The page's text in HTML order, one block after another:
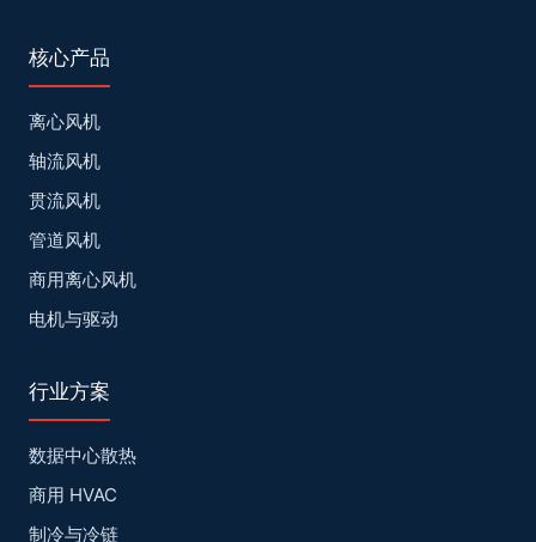
核心产品
离心风机
轴流风机
贯流风机
管道风机
商用离心风机
电机与驱动
行业方案
数据中心散热
商用 HVAC
制冷与冷链